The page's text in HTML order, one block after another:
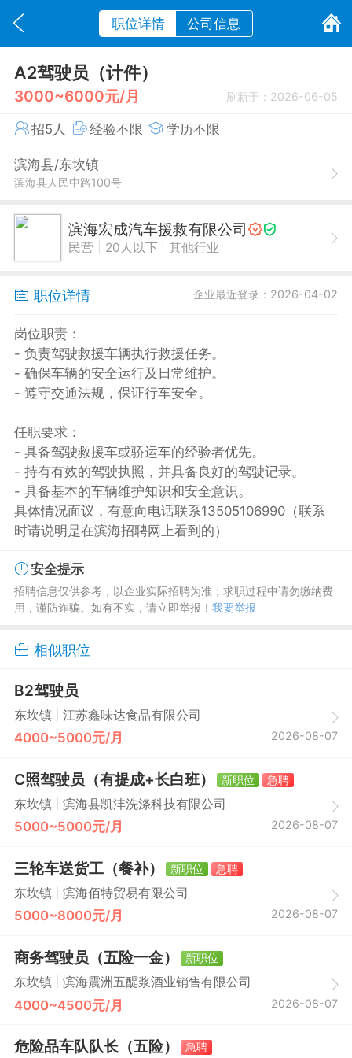
职位详情 公司信息
A2驾驶员（计件）
3000~6000元/月 刷新于：2026-06-05
招5人 经验不限 学历不限
滨海县/东坎镇
滨海县人民中路100号
滨海宏成汽车援救有限公司
民营 20人以下 其他行业
职位详情 企业最近登录：2026-04-02
岗位职责：
- 负责驾驶救援车辆执行救援任务。
- 确保车辆的安全运行及日常维护。
- 遵守交通法规，保证行车安全。
任职要求：
- 具备驾驶救援车或骄运车的经验者优先。
- 持有有效的驾驶执照，并具备良好的驾驶记录。
- 具备基本的车辆维护知识和安全意识。
具体情况面议，有意向电话联系13505106990（联系
时请说明是在滨海招聘网上看到的）
安全提示
招聘信息仅供参考，以企业实际招聘为准；求职过程中请勿缴纳费
用，谨防诈骗。如有不实，请立即举报！ 我要举报
相似职位
B2驾驶员
东坎镇 江苏鑫味达食品有限公司
4000~5000元/月 2026-08-07
C照驾驶员（有提成+长白班） 新职位
急聘
东坎镇
滨海县凯沣洗涤科技有限公司
5000~5000元/月 2026-08-07
三轮车送货工（餐补） 新职位
急聘
东坎镇
滨海佰特贸易有限公司
5000~8000元/月 2026-08-07
商务驾驶员（五险一金）
新职位
东坎镇
滨海震洲五醍浆酒业销售有限公司
4000~4500元/月 2026-08-07
危险品车队队长（五险） 急聘